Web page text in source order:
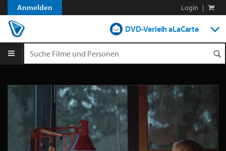
Anmelden Login |
DVD-Verleih aLaCarte
Shop
Blog